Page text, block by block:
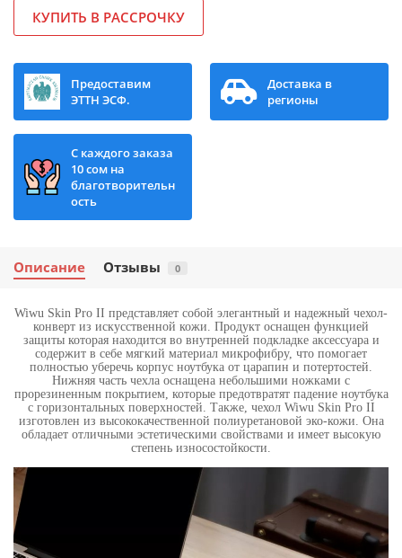
КУПИТЬ В РАССРОЧКУ
Предоставим
ЭТТН ЭСФ.
Доставка в
регионы
С каждого заказа
10 сом на
благотворительн
ость
Описание Отзывы 0
Wiwu Skin Pro II представляет собой элегантный и надежный чехол-
конверт из искусственной кожи. Продукт оснащен функцией
защиты которая находится во внутренней подкладке аксессуара и
содержит в себе мягкий материал микрофибру, что помогает
полностью уберечь корпус ноутбука от царапин и потертостей.
Нижняя часть чехла оснащена небольшими ножками с
прорезиненным покрытием, которые предотвратят падение ноутбука
с горизонтальных поверхностей. Также, чехол Wiwu Skin Pro II
изготовлен из высококачественной полиуретановой эко-кожи. Она
обладает отличными эстетическими свойствами и имеет высокую
степень износостойкости.